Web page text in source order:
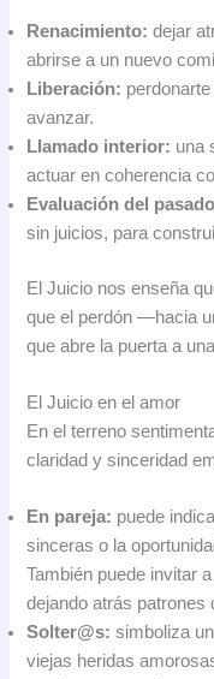
Renacimiento: dejar
abrirse a un nuevo
Liberación:
avanzar.
Llamado interior: una
actuar en coherencia
Evaluación del
sin juicios, para
El Juicio nos enseña
que el perdón —hacia
que abre la puerta a
El Juicio en el amor
En el terreno
claridad y sinceridad
En pareja: puede
sinceras o la
También puede invitar
dejando atrás patrones
Solter@s: simboliza
viejas heridas